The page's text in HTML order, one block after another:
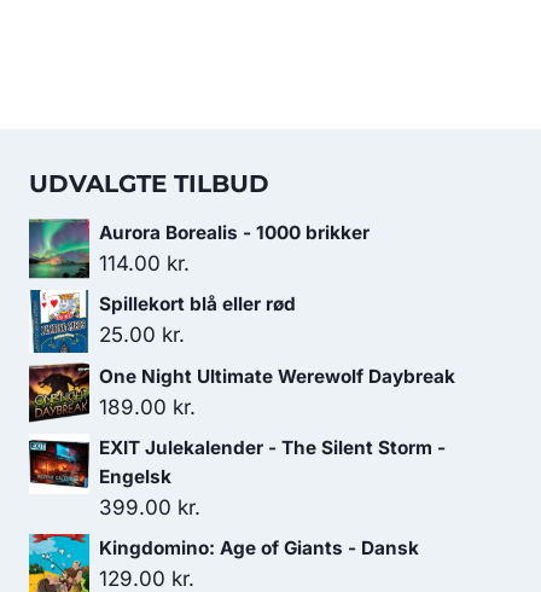
UDVALGTE TILBUD
Aurora Borealis - 1000 brikker
114.00 kr.
Spillekort blå eller rød
25.00 kr.
One Night Ultimate Werewolf Daybreak
189.00 kr.
EXIT Julekalender - The Silent Storm -
Engelsk
399.00 kr.
Kingdomino: Age of Giants - Dansk
129.00 kr.